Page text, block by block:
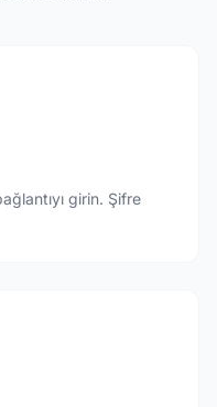
girin. Şifre